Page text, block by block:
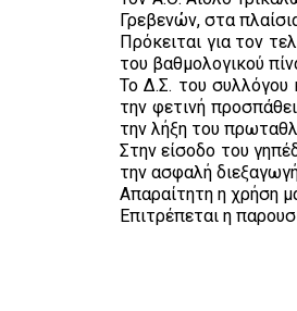
Γρεβενών, στα
Πρόκειται για τον
του βαθμολογικού
Το Δ.Σ. του συλλόγου
την φετινή
την λήξη του
Στην είσοδο του
την ασφαλή
Απαραίτητη η χρήση
Επιτρέπεται η